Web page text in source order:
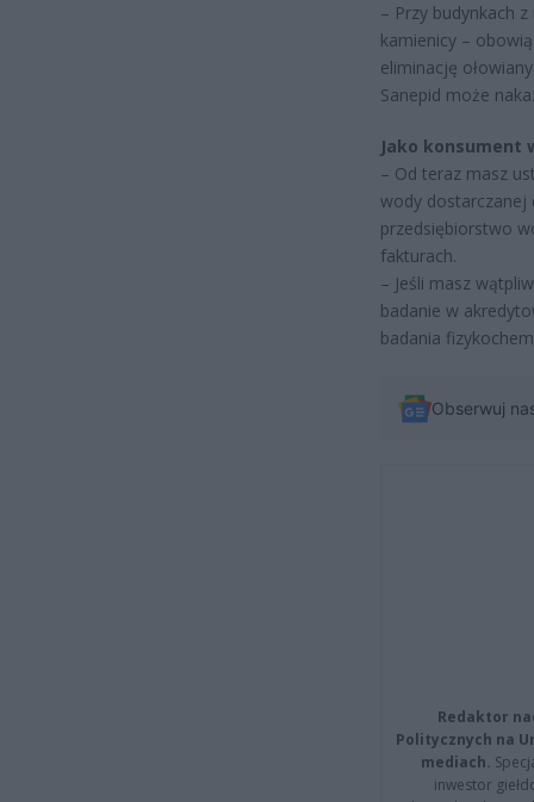
– Przy budynkach
kamienicy –
eliminację
Sanepid może
Jako konsument
– Od teraz masz
wody dostarczanej
przedsiębiorstwo
fakturach.
– Jeśli masz
badanie w
badania
Obserwuj
Redaktor
Politycznych na
mediach.
inwestor